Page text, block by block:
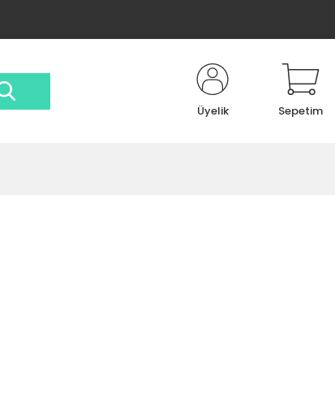
Üyelik Sepetim